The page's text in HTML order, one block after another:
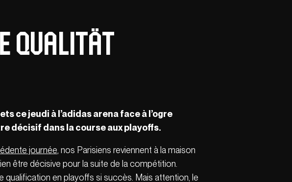
Qualität
ce jeudi à l’adidas arena face à l’ogre
décisif dans la course aux playoffs.
journée , nos Parisiens reviennent à la maison
être décisive pour la suite de la compétition.
qualification en playoffs si succès. Mais attention, le